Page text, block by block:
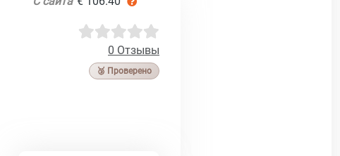
0 Отзывы
🥉 Проверено